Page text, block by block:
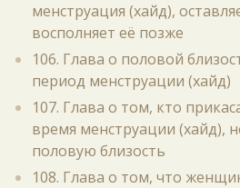
менструация (хайд),
восполняет её позже
106. Глава о половой
период менструации (хайд)
107. Глава о том, кто
время менструации (хайд),
половую близость
108. Глава о том, что